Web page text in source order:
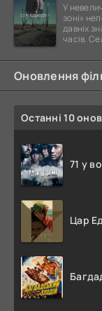
У
зоні»
давніх
часів.
Оновлення
Останні 10
71 у
Цар